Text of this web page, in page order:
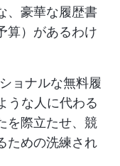
、豪華な履歴書
算）があるわけ
ョナルな無料履
うな人に代わる
を際立たせ、競
ための洗練され